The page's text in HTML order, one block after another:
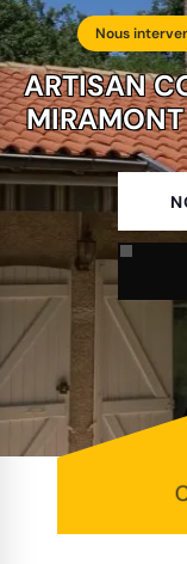
Nous
ARTISAN